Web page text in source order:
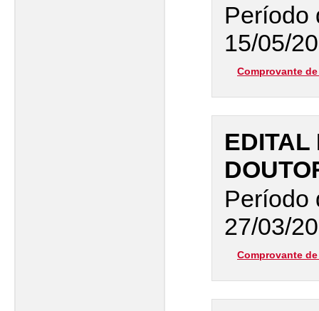
Período
15/05/
Comprovante
EDITAL
Período
27/03/
Comprovante